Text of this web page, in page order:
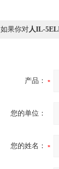
如果你对人IL-
产品：
您的单位：
您的姓名：